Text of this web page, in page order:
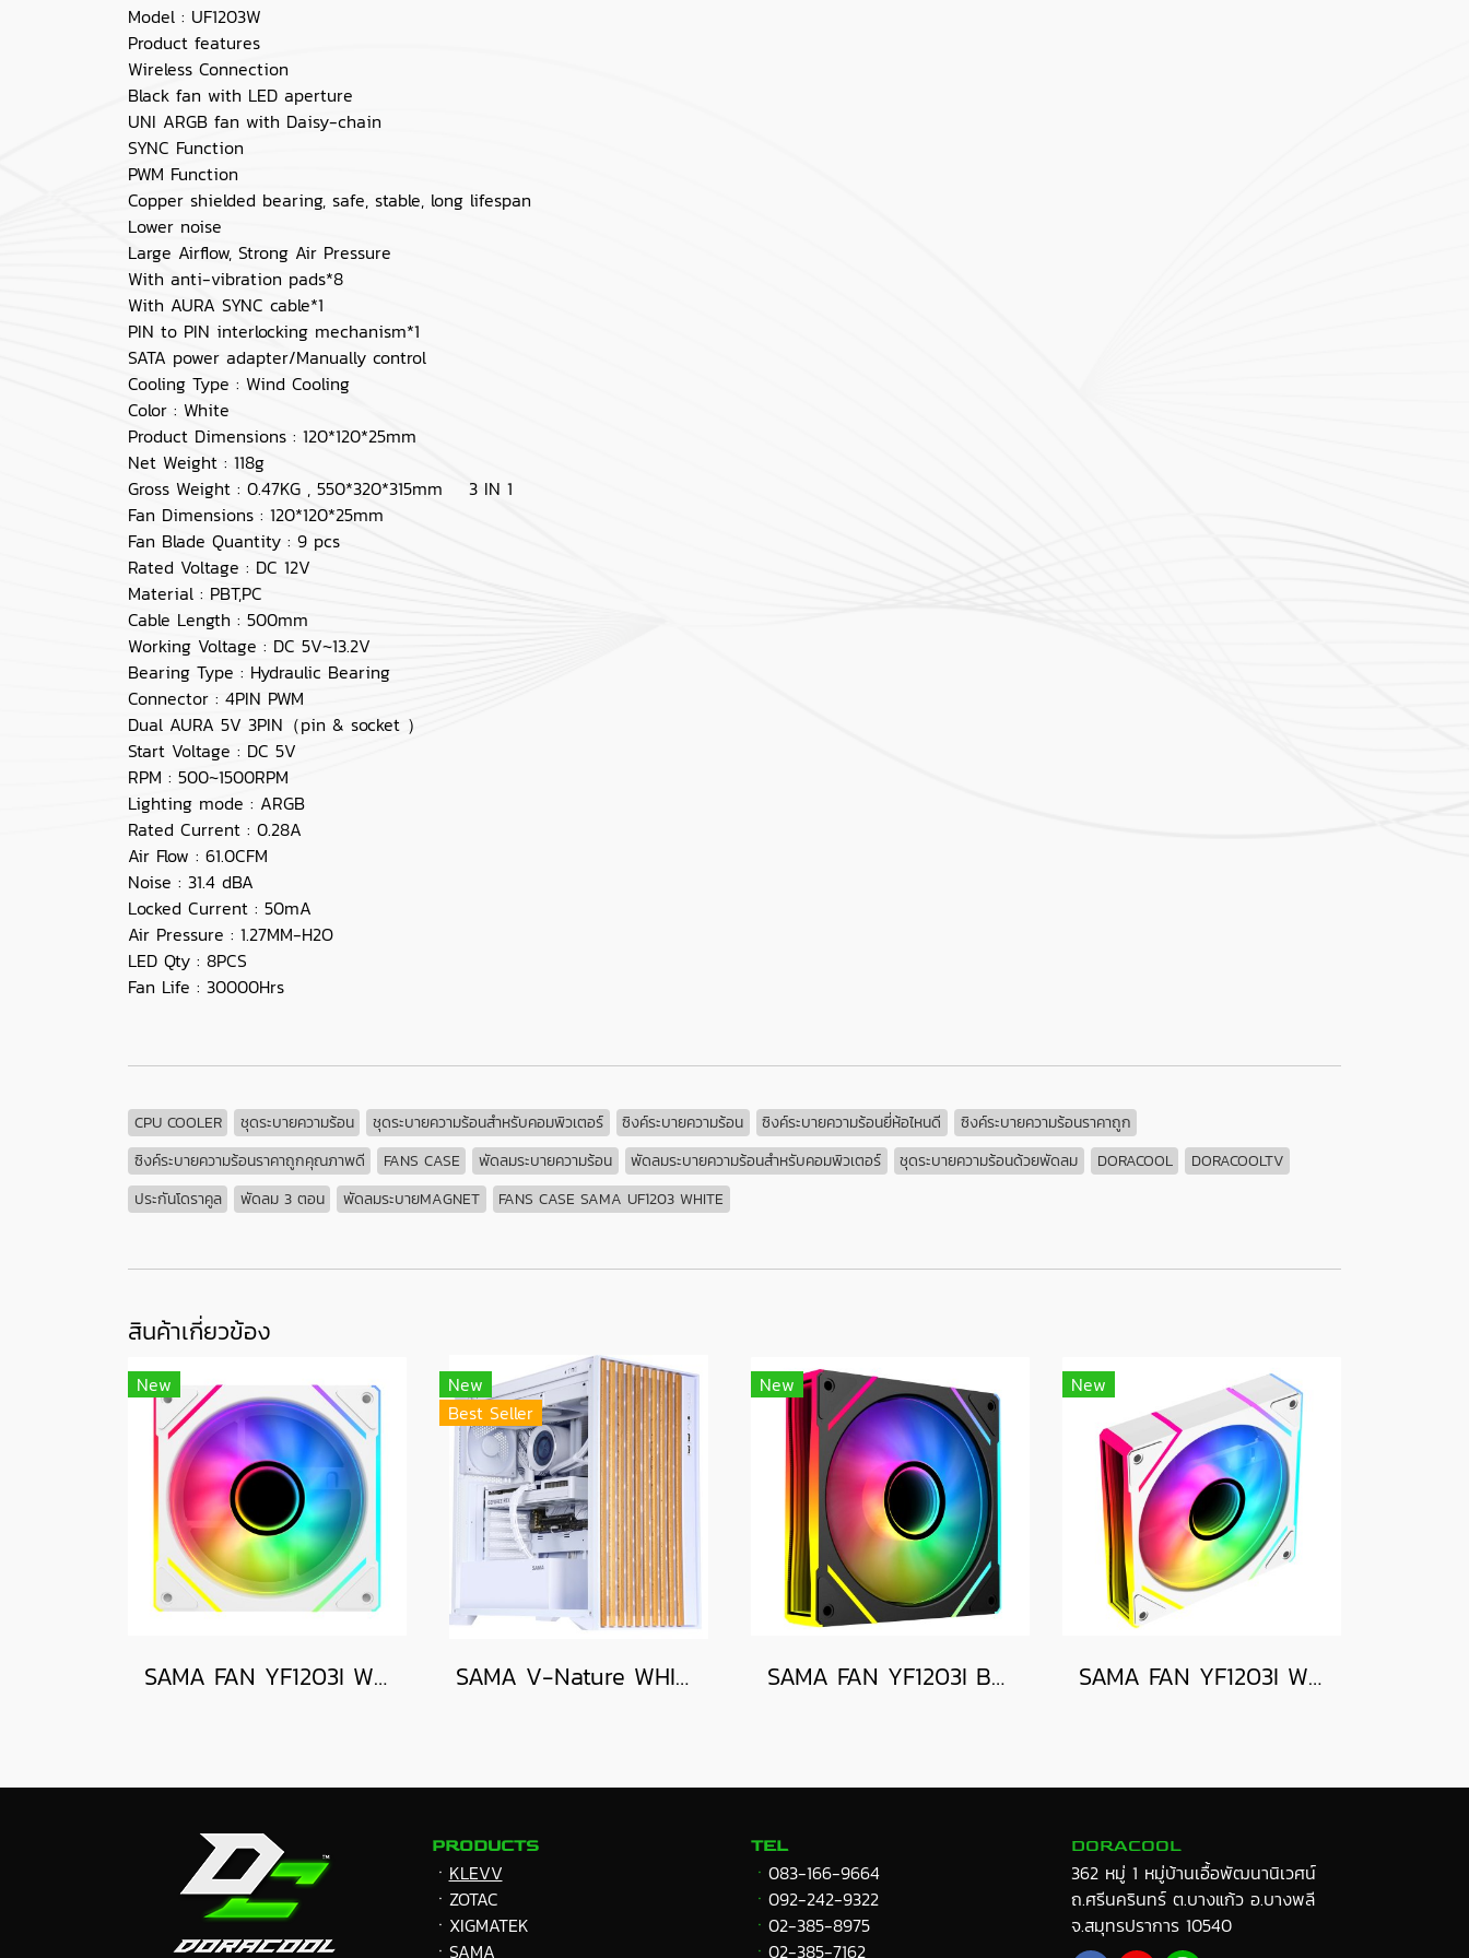
Model : UF1203W
Product features
Wireless Connection
Black fan with LED aperture
UNI ARGB fan with Daisy-chain
SYNC Function
PWM Function
Copper shielded bearing, safe, stable, long lifespan
Lower noise
Large Airflow, Strong Air Pressure
With anti-vibration pads*8
With AURA SYNC cable*1
PIN to PIN interlocking mechanism*1
SATA power adapter/Manually control
Cooling Type : Wind Cooling
Color : White
Product Dimensions : 120*120*25mm
Net Weight : 118g
Gross Weight : 0.47KG , 550*320*315mm 3 IN 1
Fan Dimensions : 120*120*25mm
Fan Blade Quantity : 9 pcs
Rated Voltage : DC 12V
Material : PBT,PC
Cable Length : 500mm
Working Voltage : DC 5V~13.2V
Bearing Type : Hydraulic Bearing
Connector : 4PIN PWM
Dual AURA 5V 3PIN（pin & socket ）
Start Voltage : DC 5V
RPM : 500~1500RPM
Lighting mode : ARGB
Rated Current : 0.28A
Air Flow : 61.0CFM
Noise : 31.4 dBA
Locked Current : 50mA
Air Pressure : 1.27MM-H2O
LED Qty : 8PCS
Fan Life : 30000Hrs
CPU COOLER ชุดระบายความร้อน ชุดระบายความร้อนสำหรับคอมพิวเตอร์ ซิงค์ระบายความร้อน ซิงค์ระบายความร้อนยี่ห้อไหนดี
ซิงค์ระบายความร้อนราคาถูก
ซิงค์ระบายความร้อนราคาถูกคุณภาพดี
FANS CASE พัดลมระบายความร้อน พัดลมระบายความร้อนสำหรับคอมพิวเตอร์ ชุดระบายความร้อนด้วยพัดลม DORACOOL
DORACOOLTV
ประกันโดราคูล
พัดลม 3 ตอน พัดลมระบายMAGNET FANS CASE SAMA UF1203 WHITE
สินค้าเกี่ยวข้อง
New
SAMA FAN YF1203I WHITE REVERSED
New
Best Seller
SAMA V-Nature WHITE
New
SAMA FAN YF1203I BLACK
New
SAMA FAN YF1203I WHITE
PRODUCTS
ㆍ KLEVV
ㆍZOTAC
ㆍXIGMATEK
ㆍ SAMA
TEL
ㆍ 083-166-9664
ㆍ 092-242-9322
ㆍ 02-385-8975
ㆍ 02-385-7162
DORACOOL
362 หมู่ 1 หมู่บ้านเอื้อพัฒนานิเวศน์
ถ.ศรีนครินทร์ ต.บางแก้ว อ.บางพลี
จ.สมุทรปราการ 10540